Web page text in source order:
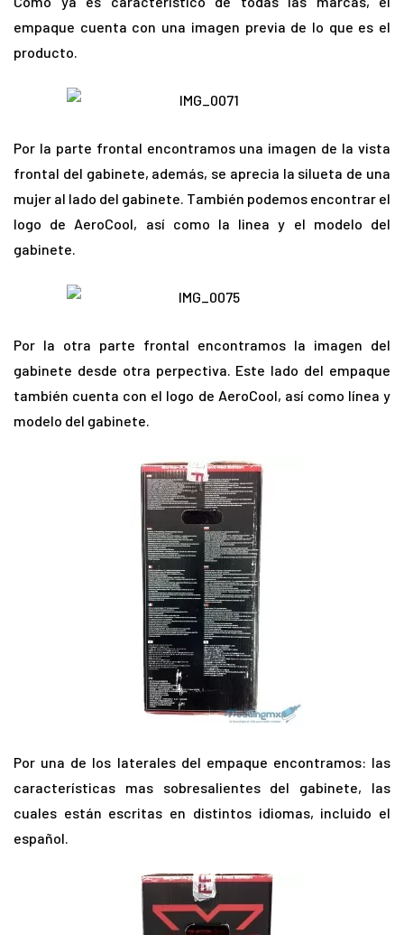
empaque cuenta con una imagen previa de lo que es el
producto.
Por la parte frontal encontramos una imagen de la vista
frontal del gabinete, además, se aprecia la silueta de una
mujer al lado del gabinete. También podemos encontrar el
logo de AeroCool, así como la linea y el modelo del
gabinete.
Por la otra parte frontal encontramos la imagen del
gabinete desde otra perpectiva. Este lado del empaque
también cuenta con el logo de AeroCool, así como línea y
modelo del gabinete.
Por una de los laterales del empaque encontramos: las
características mas sobresalientes del gabinete, las
cuales están escritas en distintos idiomas, incluido el
español.